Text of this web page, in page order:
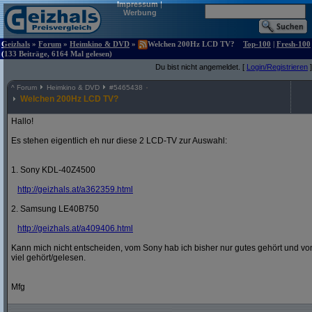
Impressum|
Werbung
Geizhals » Forum » Heimkino & DVD »
Welchen 200Hz LCD TV?
(133 Beiträge, 6164 Mal gelesen)
Top-100 | Fresh-100
Du bist nicht angemeldet. [ Login/Registrieren ]
^ Forum Heimkino & DVD #5465438
Welchen 200Hz LCD TV?
Hallo!
Es stehen eigentlich eh nur diese 2 LCD-TV zur Auswahl:
1. Sony KDL-40Z4500
http://geizhals.at/a362359.html
2. Samsung LE40B750
http://geizhals.at/a409406.html
Kann mich nicht entscheiden, vom Sony hab ich bisher nur gutes gehört und
viel gehört/gelesen.
Mfg